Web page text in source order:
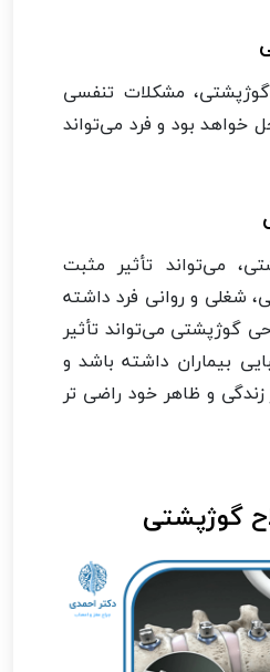
مشکلات تنفسی
خواهد بود و فرد می‌تواند
می‌تواند تأثیر مثبت
شغلی و روانی فرد داشته
گوژپشتی می‌تواند تأثیر
بیماران داشته باشد و
زندگی و ظاهر خود راضی تر
گوژپشتی